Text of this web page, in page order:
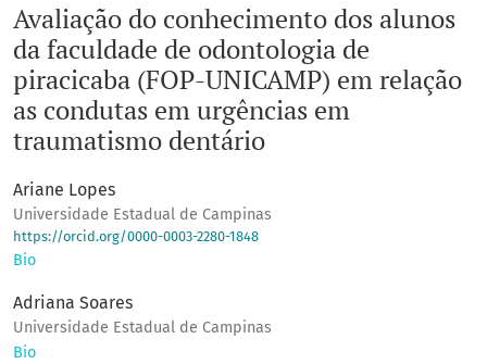
Avaliação do conhecimento dos alunos
da faculdade de odontologia de
piracicaba (FOP-UNICAMP) em relação
as condutas em urgências em
traumatismo dentário
Ariane Lopes
Universidade Estadual de Campinas
https://orcid.org/0000-0003-2280-1848
Bio
Adriana Soares
Universidade Estadual de Campinas
Bio